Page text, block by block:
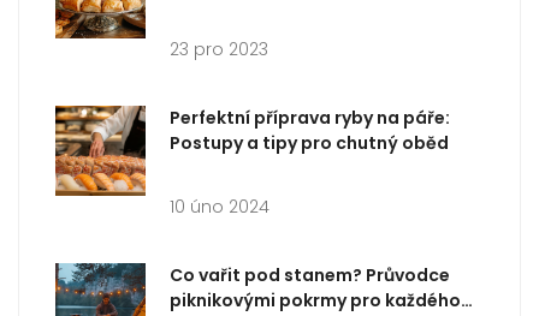
23 pro 2023
Perfektní příprava ryby na páře:
Postupy a tipy pro chutný oběd
10 úno 2024
Co vařit pod stanem? Průvodce
piknikovými pokrmy pro každého